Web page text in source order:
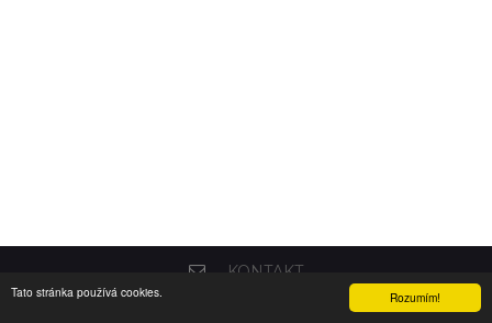
Rozumím!
Tato stránka používá cookies.
KONTAKT
COPYRIGHT © 2004 - 2016
ORIONSOFT